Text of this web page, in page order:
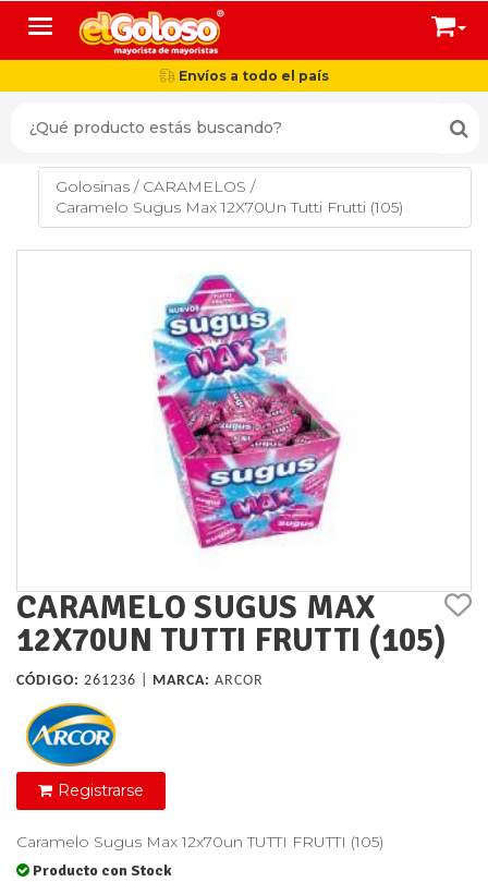
Toggle navigation
Envíos a todo el país
Golosinas / CARAMELOS /
Caramelo Sugus Max 12X70Un Tutti Frutti (105)
CARAMELO SUGUS MAX
12X70UN TUTTI FRUTTI (105)
CÓDIGO: 261236 | MARCA: ARCOR
Registrarse
Caramelo Sugus Max 12x70un TUTTI FRUTTI (105)
Producto con Stock